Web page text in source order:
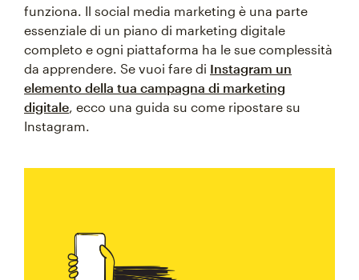
funziona. Il social media marketing è una parte
essenziale di un piano di marketing digitale
completo e ogni piattaforma ha le sue complessità
da apprendere. Se vuoi fare di Instagram un
elemento della tua campagna di marketing
digitale, ecco una guida su come ripostare su
Instagram.